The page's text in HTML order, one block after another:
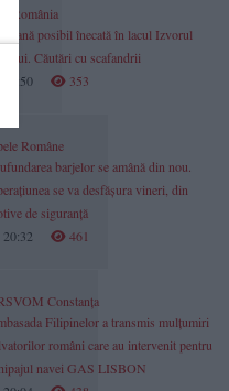
România
posibil înecată în lacul Izvorul
Căutări cu scafandrii
20:50
353
Române
barjelor se amână din nou.
se va desfășura vineri, din
de siguranță
20:32
461
Constanța
Filipinelor a transmis mulțumiri
români care au intervenit pentru
navei GAS LISBON